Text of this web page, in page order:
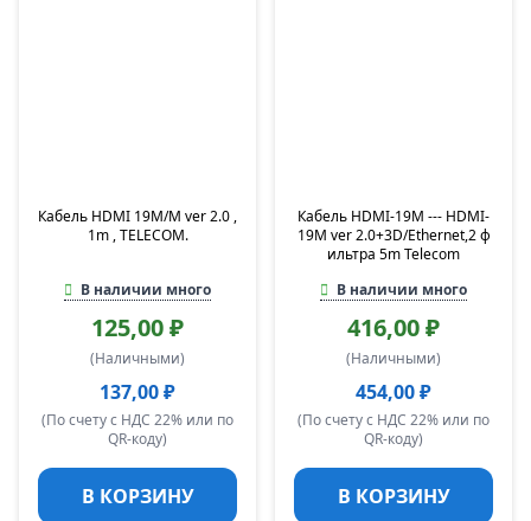
Кабель HDMI 19M/M ver 2.0 ,
1m , TELECOM.
В наличии много
125,00 ₽
(Наличными)
137,00 ₽
(По счету с НДС 22% или по
QR-коду)
В КОРЗИНУ
Кабель HDMI-19M --- HDMI-
19M ver 2.0+3D/Ethernet,2 ф
ильтра 5m Telecom
В наличии много
416,00 ₽
(Наличными)
454,00 ₽
(По счету с НДС 22% или по
QR-коду)
В КОРЗИНУ